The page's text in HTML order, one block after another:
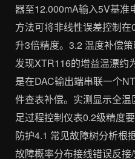
器至12.000mA输入5V基准
方法可将非线性误差控制
升3倍精度。3.2 温度补偿
发现XTR116的增益温漂
是在DAC输出端串联一个
件查表补偿。实测显示全
足过程控制仪表0.2级精度
防护4.1 常见故障树分析根
故障概率分布接线错误反